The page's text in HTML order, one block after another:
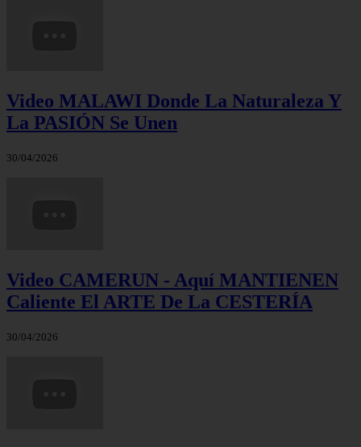
Video MALAWI Donde La Naturaleza Y
La PASIÓN Se Unen
30/04/2026
Video CAMERUN - Aquí MANTIENEN
Caliente El ARTE De La CESTERÍA
30/04/2026